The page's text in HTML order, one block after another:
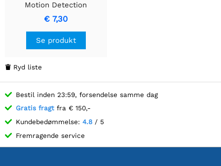
Motion Detection
mmWave-sensor, 24GHz
mmWave-radar, baseret
på SXKMXXX0, benytter
FMCW-teknologi
€ 7,30
Se produkt
 Ryd liste
Bestil inden 23:59, forsendelse samme dag
Gratis fragt fra € 150,-
Kundebedømmelse: 4.8 / 5
Fremragende service